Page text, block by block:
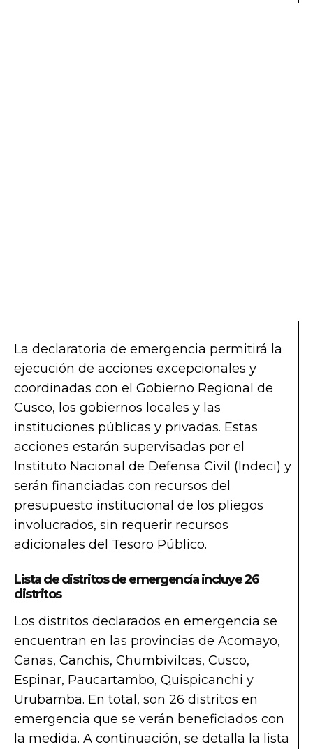
La declaratoria de emergencia permitirá la
ejecución de acciones excepcionales y
coordinadas con el Gobierno Regional de
Cusco, los gobiernos locales y las
instituciones públicas y privadas. Estas
acciones estarán supervisadas por el
Instituto Nacional de Defensa Civil (Indeci) y
serán financiadas con recursos del
presupuesto institucional de los pliegos
involucrados, sin requerir recursos
adicionales del Tesoro Público.
Lista de distritos de emergencía incluye 26
distritos
Los distritos declarados en emergencia se
encuentran en las provincias de Acomayo,
Canas, Canchis, Chumbivilcas, Cusco,
Espinar, Paucartambo, Quispicanchi y
Urubamba. En total, son 26 distritos en
emergencia que se verán beneficiados con
la medida. A continuación, se detalla la lista